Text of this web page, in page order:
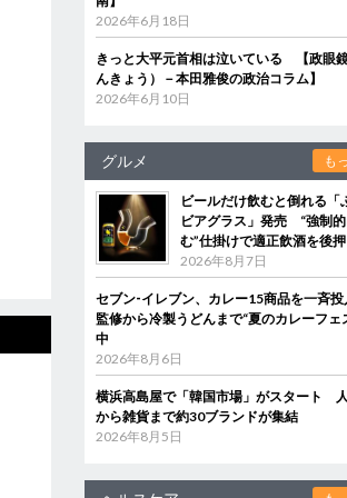
2026年6月18日
きっと大平元首相は泣いている 【政眼
んきょう）－本田雅俊の政治コラム】
2026年6月10日
グルメ も
ビールだけ飲むと倒れる「
ビアグラス」発売 “強制
む”仕掛けで適正飲酒を後
2026年8月7日
セブン‐イレブン、カレー15商品を一斉
監修から冷製うどんまで“夏のカレーフェ
中
2026年8月6日
横浜高島屋で「韓国市場」がスタート
から雑貨まで約30ブランドが集結
2026年8月5日